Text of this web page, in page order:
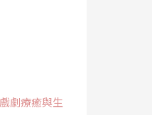
劇療癒與生